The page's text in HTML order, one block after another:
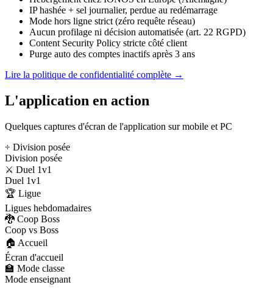
IP hashée + sel journalier, perdue au redémarrage
Mode hors ligne strict (zéro requête réseau)
Aucun profilage ni décision automatisée (art. 22 RGPD)
Content Security Policy stricte côté client
Purge auto des comptes inactifs après 3 ans
Lire la politique de confidentialité complète →
L'application en action
Quelques captures d'écran de l'application sur mobile et PC
÷ Division posée
Division posée
⚔️ Duel 1v1
Duel 1v1
🏆 Ligue
Ligues hebdomadaires
🐉 Coop Boss
Coop vs Boss
🏠 Accueil
Écran d'accueil
🏫 Mode classe
Mode enseignant